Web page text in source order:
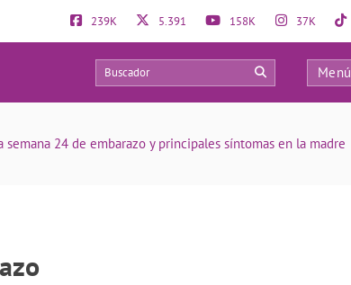
239K 5.391 158K 37K
Menú
15 57
semana 24 de embarazo y principales síntomas en la madre